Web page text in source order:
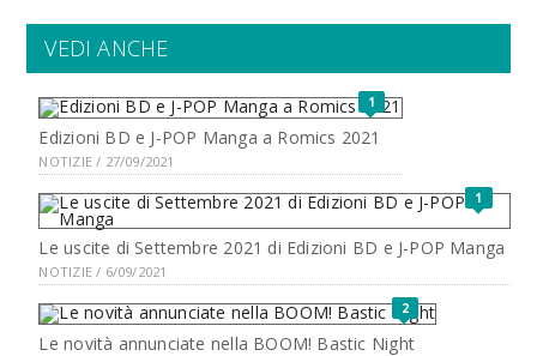
VEDI ANCHE
1
Edizioni BD e J-POP Manga a Romics 2021
NOTIZIE / 27/09/2021
1
Le uscite di Settembre 2021 di Edizioni BD e J-POP Manga
NOTIZIE / 6/09/2021
2
Le novità annunciate nella BOOM! Bastic Night